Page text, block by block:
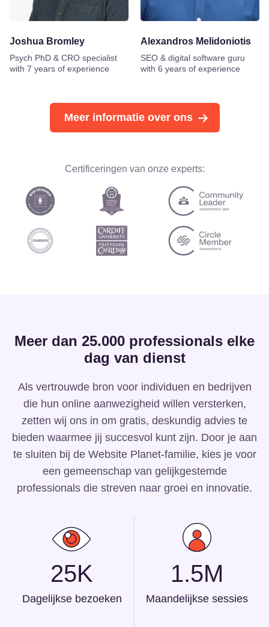
Joshua Bromley
Psych PhD & CRO specialist
with 7 years of experience
Alexandros Melidoniotis
SEO & digital software guru
with 6 years of experience
Meer informatie over ons
Certificeringen van onze experts:
Meer dan 25.000 professionals elke
dag van dienst
Als vertrouwde bron voor individuen en bedrijven
die hun online aanwezigheid willen versterken,
zetten wij ons in om gratis, deskundig advies te
bieden waarmee jij succesvol kunt zijn. Door je aan
te sluiten bij de Website Planet-familie, kies je voor
een gemeenschap van gelijkgestemde
professionals die streven naar groei en innovatie.
25K
Dagelijkse bezoeken
1.5M
Maandelijkse sessies